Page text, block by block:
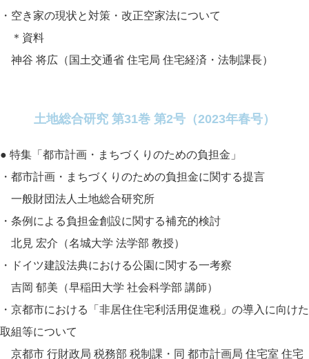
・空き家の現状と対策・改正空家法について
＊資料
神谷 将広（国土交通省 住宅局 住宅経済・法制課長）
土地総合研究 第31巻 第2号（2023年春号）
● 特集「都市計画・まちづくりのための負担金」
・都市計画・まちづくりのための負担金に関する提言
一般財団法人土地総合研究所
・条例による負担金創設に関する補充的検討
北見 宏介（名城大学 法学部 教授）
・ドイツ建設法典における公園に関する一考察
吉岡 郁美（早稲田大学 社会科学部 講師）
・京都市における「非居住住宅利活用促進税」の導入に向けた
取組等について
京都市 行財政局 税務部 税制課・同 都市計画局 住宅室 住宅